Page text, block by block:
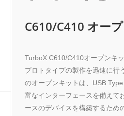
C610/C410 オー
TurboX C610/C410オープンキ
プロトタイプの製作を迅速に行
のオープンキットは、USB
富なインターフェースを備えて
ースのデバイスを構築するため